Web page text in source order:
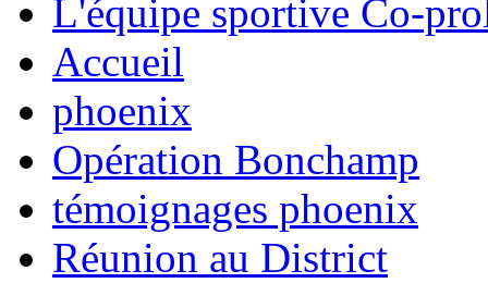
L'équipe sportive Co-
Accueil
phoenix
Opération Bonchamp
témoignages phoenix
Réunion au District